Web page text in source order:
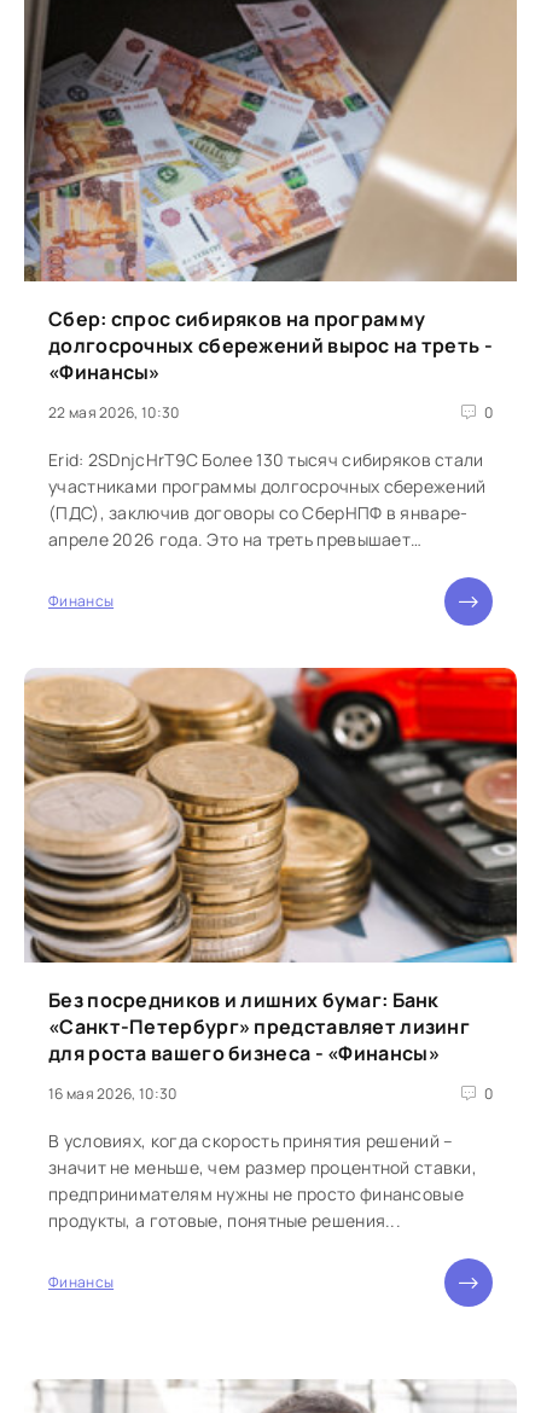
Сбер: спрос сибиряков на программу
долгосрочных сбережений вырос на треть -
«Финансы»
22 мая 2026, 10:30 0
Erid: 2SDnjcHrT9C Более 130 тысяч сибиряков стали
участниками программы долгосрочных сбережений
(ПДС), заключив договоры со СберНПФ в январе-
апреле 2026 года. Это на треть превышает
Финансы
Без посредников и лишних бумаг: Банк
«Санкт-Петербург» представляет лизинг
для роста вашего бизнеса - «Финансы»
16 мая 2026, 10:30 0
В условиях, когда скорость принятия решений –
значит не меньше, чем размер процентной ставки,
предпринимателям нужны не просто финансовые
продукты, а готовые, понятные решения...
Финансы